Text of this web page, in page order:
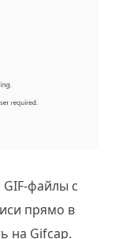
файлы с
прямо в
на Gifcap.